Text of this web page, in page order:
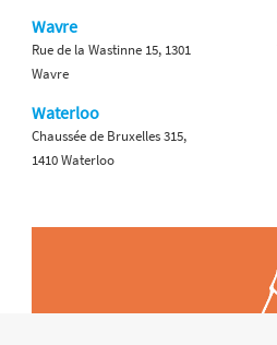
Wavre
Rue de la Wastinne 15, 1301
Wavre
Waterloo
Chaussée de Bruxelles 315,
1410 Waterloo